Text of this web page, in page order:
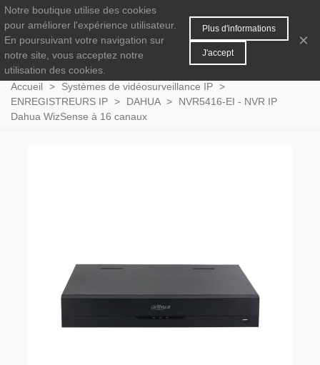
0 MENU
Accueil > Systèmes de vidéosurveillance IP >
ENREGISTREURS IP > DAHUA >
NVR5416-EI - NVR IP
Dahua WizSense à 16 canaux
Notre boutique utilise des cookies
pour améliorer l'expérience utilisateur.
En poursuivant votre navigation sur
notre site, vous acceptez notre
utilisation des cookies.
Plus d'informations
J'accept
×